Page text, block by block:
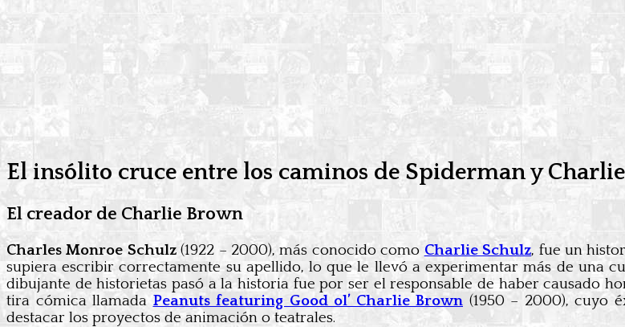
El insólito cruce entre los caminos deSpidermany
El creador de Charlie Brown
Charles Monroe Schulz(1922 – 2000), más conocido como Charlie Schulz, fue un
supiera escribir correctamente su apellido, lo que le llevó a experimentar más de una
dibujante de historietas pasó a la historia fue por ser el responsable de haber causado
tira cómica llamada Peanuts featuring Good ol’ Charlie Brown (1950 – 2000), cuyo
destacar los proyectos de animación o teatrales.